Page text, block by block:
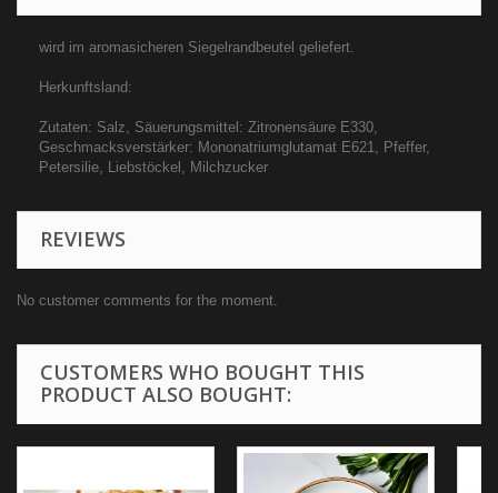
wird im aromasicheren Siegelrandbeutel geliefert.
Herkunftsland:
Zutaten: Salz, Säuerungsmittel: Zitronensäure E330,
Geschmacksverstärker: Mononatriumglutamat E621, Pfeffer,
Petersilie, Liebstöckel, Milchzucker
REVIEWS
No customer comments for the moment.
CUSTOMERS WHO BOUGHT THIS
PRODUCT ALSO BOUGHT: